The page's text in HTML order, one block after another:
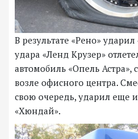
В результате «Рено»
удара «Ленд Крузер»
автомобиль «Опель Астра»,
возле офисного центра.
свою очередь, ударил еще
«Хюндай».